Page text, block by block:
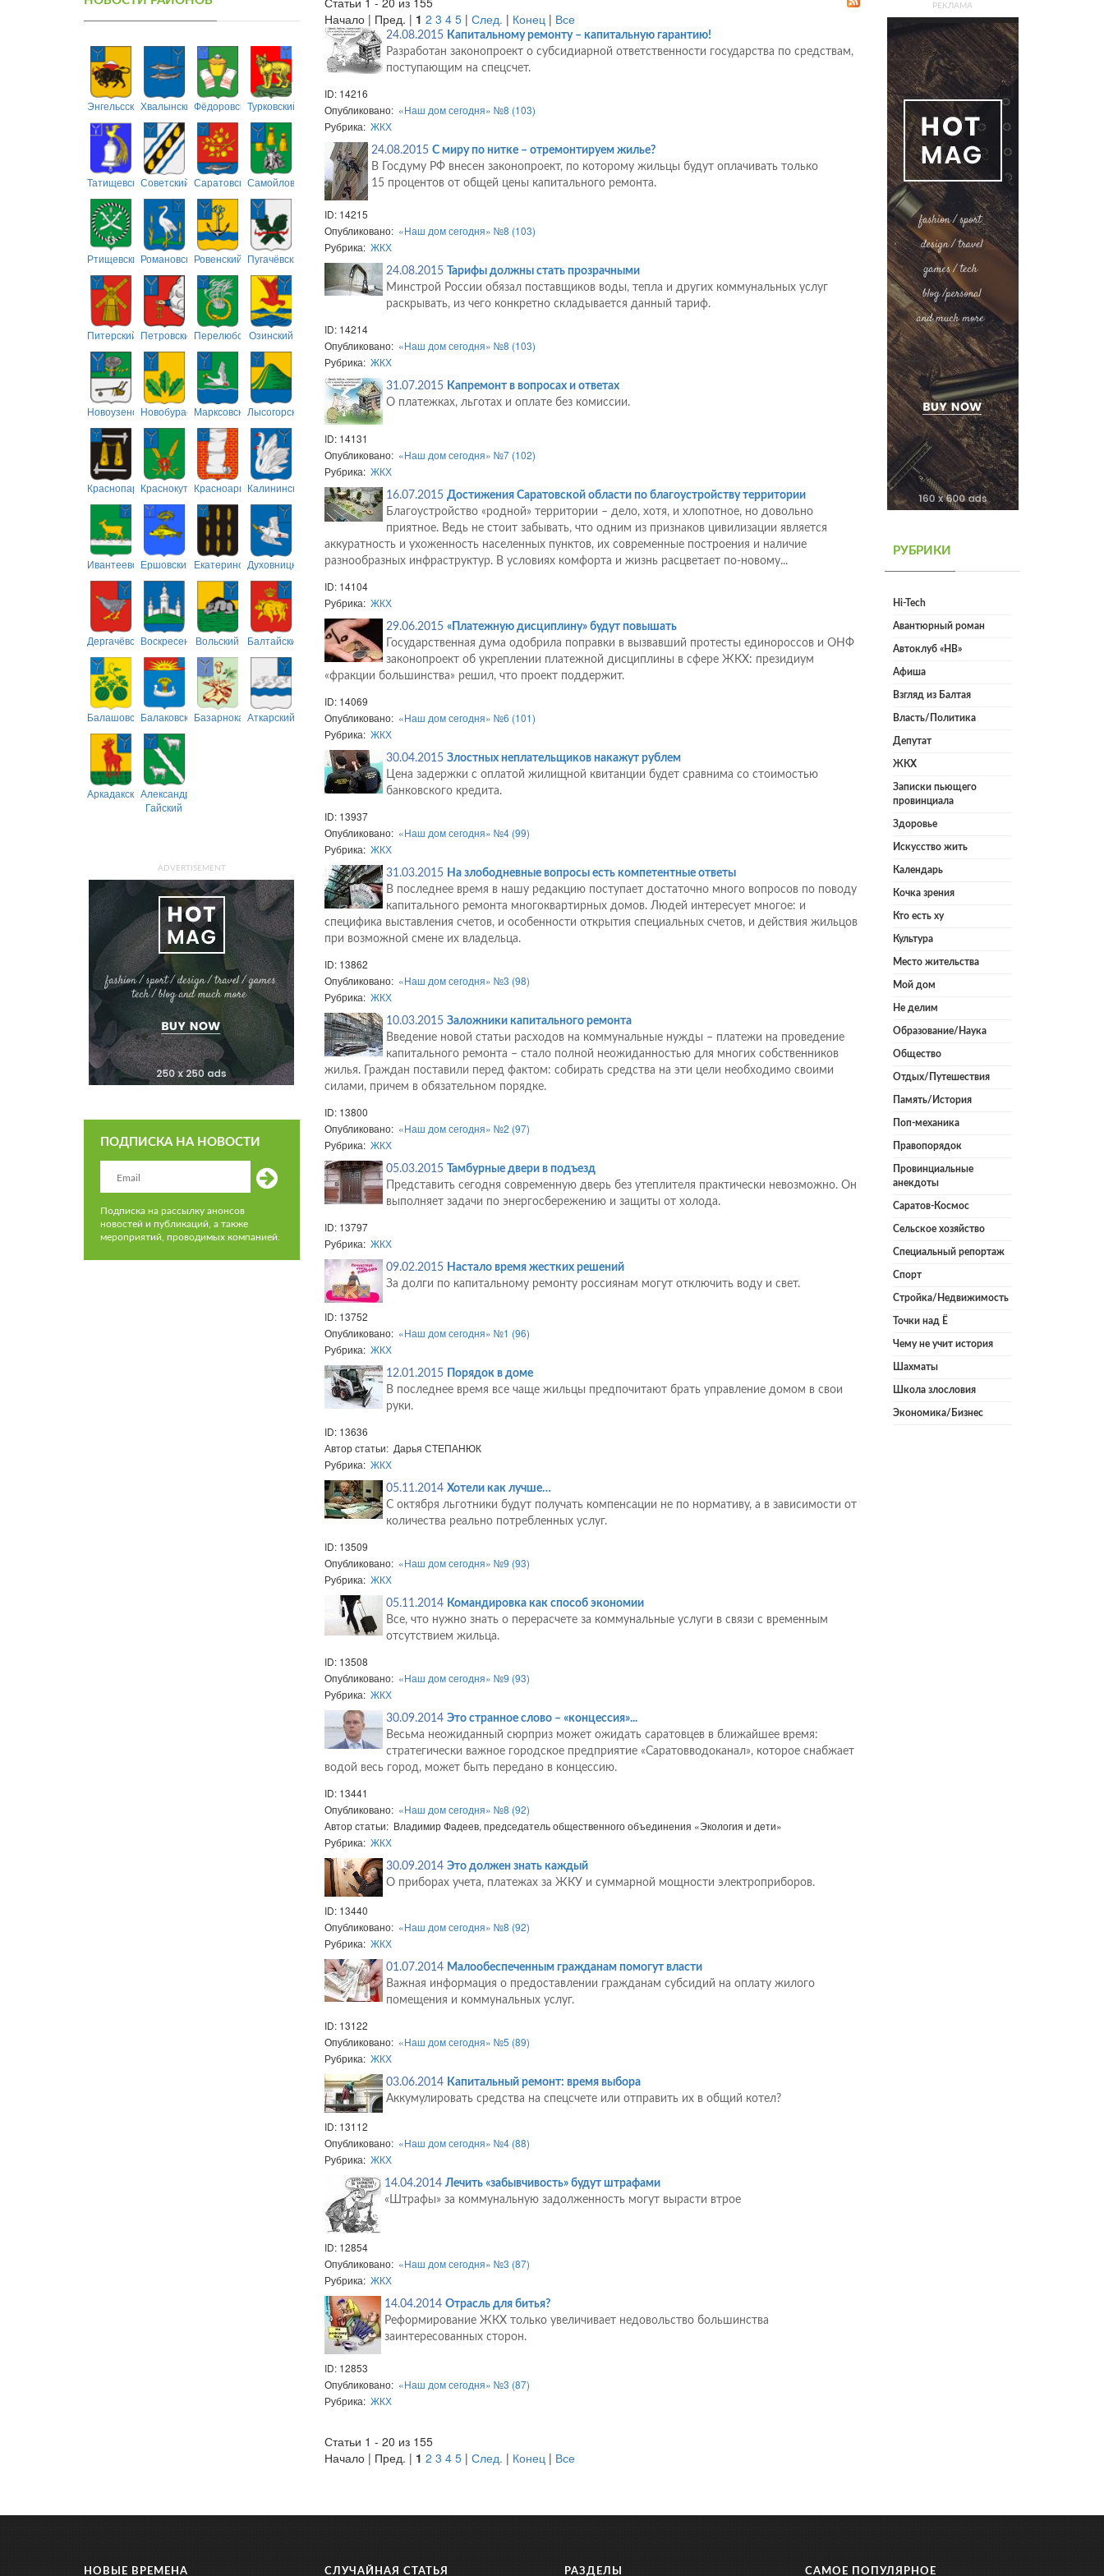
ЭнгельсскийХвалынскийФёдоровскийТурковский
ТатищевскийСоветский СаратовскийСамойловский
РтищевскийРомановскийРовенский Пугачёвский
Питерский ПетровскийПерелюбскийОзинский
НовоузенскийНовобурасскийМарксовскийЛысогорский
Краснопартизанский
КраснокутскийКрасноармейский
Калининский
ИвантеевскийЕршовский ЕкатериновскийДуховницкий
ДергачёвскийВоскресенскийВольский Балтайский
БалашовскийБалаковскийБазарнокарабулакский
Аткарский
АркадакскийАлександрово-
Гайский
ADVERTISEMENT
ПОДПИСКА НА НОВОСТИ
Подписка на рассылку анонсов
новостей и публикаций, а также
мероприятий, проводимых компанией.
Начало | Пред. | 1 2 3 4 5| След. | Конец | Все
24.08.2015 Капитальному ремонту – капитальную гарантию!
Разработан законопроект о субсидиарной ответственности государства по средствам,
поступающим на спецсчет.
ID: 14216
Опубликовано: «Наш дом сегодня» №8 (103)
Рубрика: ЖКХ
24.08.2015 С миру по нитке – отремонтируем жилье?
В Госдуму РФ внесен законопроект, по которому жильцы будут оплачивать только
15 процентов от общей цены капитального ремонта.
ID: 14215
Опубликовано: «Наш дом сегодня» №8 (103)
Рубрика: ЖКХ
24.08.2015
Тарифы должны стать прозрачными
Минстрой России обязал поставщиков воды, тепла и других коммунальных услуг
раскрывать, из чего конкретно складывается данный тариф.
ID: 14214
Опубликовано: «Наш дом сегодня» №8 (103)
Рубрика: ЖКХ
31.07.2015 Капремонт в вопросах и ответах
О платежках, льготах и оплате без комиссии.
ID: 14131
Опубликовано: «Наш дом сегодня» №7 (102)
Рубрика: ЖКХ
16.07.2015 Достижения Саратовской области по благоустройству территории
Благоустройство «родной» территории – дело, хотя, и хлопотное, но довольно
приятное. Ведь не стоит забывать, что одним из признаков цивилизации является
аккуратность и ухоженность населенных пунктов, их современные построения и наличие
разнообразных инфраструктур. В условиях комфорта и жизнь расцветает по-новому...
ID: 14104
Рубрика: ЖКХ
29.06.2015 «Платежную дисциплину» будут повышать
Государственная дума одобрила поправки в вызвавший протесты единороссов и ОНФ
законопроект об укреплении платежной дисциплины в сфере ЖКХ: президиум
«фракции большинства» решил, что проект поддержит.
ID: 14069
Опубликовано: «Наш дом сегодня» №6 (101)
Рубрика: ЖКХ
30.04.2015 Злостных неплательщиков накажут рублем
Цена задержки с оплатой жилищной квитанции будет сравнима со стоимостью
банковского кредита.
ID: 13937
Опубликовано: «Наш дом сегодня» №4 (99)
Рубрика: ЖКХ
31.03.2015 На злободневные вопросы есть компетентные ответы
В последнее время в нашу редакцию поступает достаточно много вопросов по поводу
капитального ремонта многоквартирных домов. Людей интересует многое: и
специфика выставления счетов, и особенности открытия специальных счетов, и действия жильцов
при возможной смене их владельца.
ID: 13862
Опубликовано: «Наш дом сегодня» №3 (98)
Рубрика: ЖКХ
10.03.2015 Заложники капитального ремонта
Введение новой статьи расходов на коммунальные нужды – платежи на проведение
капитального ремонта – стало полной неожиданностью для многих собственников
жилья. Граждан поставили перед фактом: собирать средства на эти цели необходимо своими
силами, причем в обязательном порядке.
ID: 13800
Опубликовано: «Наш дом сегодня» №2 (97)
Рубрика: ЖКХ
05.03.2015
Тамбурные двери в подъезд
Представить сегодня современную дверь без утеплителя практически невозможно. Он
выполняет задачи по энергосбережению и защиты от холода.
ID: 13797
Рубрика: ЖКХ
09.02.2015 Настало время жестких решений
За долги по капитальному ремонту россиянам могут отключить воду и свет.
ID: 13752
Опубликовано: «Наш дом сегодня» №1 (96)
Рубрика: ЖКХ
12.01.2015
Порядок в доме
В последнее время все чаще жильцы предпочитают брать управление домом в свои
руки.
ID: 13636
Автор статьи: Дарья СТЕПАНЮК
Рубрика: ЖКХ
05.11.2014 Хотели как лучше…
С октября льготники будут получать компенсации не по нормативу, а в зависимости от
количества реально потребленных услуг.
ID: 13509
Опубликовано: «Наш дом сегодня» №9 (93)
Рубрика: ЖКХ
05.11.2014 Командировка как способ экономии
Все, что нужно знать о перерасчете за коммунальные услуги в связи с временным
отсутствием жильца.
ID: 13508
Опубликовано: «Наш дом сегодня» №9 (93)
Рубрика: ЖКХ
30.09.2014 Это странное слово – «концессия»...
Весьма неожиданный сюрприз может ожидать саратовцев в ближайшее время:
стратегически важное городское предприятие «Саратовводоканал», которое снабжает
водой весь город, может быть передано в концессию.
ID: 13441
Опубликовано: «Наш дом сегодня» №8 (92)
Автор статьи: Владимир Фадеев, председатель общественного объединения «Экология и дети»
Рубрика: ЖКХ
30.09.2014 Это должен знать каждый
О приборах учета, платежах за ЖКУ и суммарной мощности электроприборов.
ID: 13440
Опубликовано: «Наш дом сегодня» №8 (92)
Рубрика: ЖКХ
01.07.2014 Малообеспеченным гражданам помогут власти
Важная информация о предоставлении гражданам субсидий на оплату жилого
помещения и коммунальных услуг.
ID: 13122
Опубликовано: «Наш дом сегодня» №5 (89)
Рубрика: ЖКХ
03.06.2014 Капитальный ремонт: время выбора
Аккумулировать средства на спецсчете или отправить их в общий котел?
ID: 13112
Опубликовано: «Наш дом сегодня» №4 (88)
Рубрика: ЖКХ
14.04.2014 Лечить «забывчивость» будут штрафами
«Штрафы» за коммунальную задолженность могут вырасти втрое
ID: 12854
Опубликовано: «Наш дом сегодня» №3 (87)
Рубрика: ЖКХ
14.04.2014 Отрасль для битья?
Реформирование ЖКХ только увеличивает недовольство большинства
заинтересованных сторон.
ID: 12853
Опубликовано: «Наш дом сегодня» №3 (87)
Рубрика: ЖКХ
Статьи 1 - 20 из 155
Начало | Пред. | 1 2 3 4 5| След. | Конец | Все
РЕКЛАМА
РУБРИКИ
Hi-Tech
Авантюрный роман
Автоклуб «НВ»
Афиша
Взгляд из Балтая
Власть/Политика
Депутат
ЖКХ
Записки пьющего
провинциала
Здоровье
Искусство жить
Календарь
Кочка зрения
Кто есть ху
Культура
Место жительства
Мой дом
Не делим
Образование/Наука
Общество
Отдых/Путешествия
Память/История
Поп-механика
Правопорядок
Провинциальные
анекдоты
Саратов-Космос
Сельское хозяйство
Специальный репортаж
Спорт
Стройка/Недвижимость
Точки над Ё
Чему не учит история
Шахматы
Школа злословия
Экономика/Бизнес
НОВЫЕ ВРЕМЕНА СЛУЧАЙНАЯ СТАТЬЯ РАЗДЕЛЫ САМОЕ ПОПУЛЯРНОЕ